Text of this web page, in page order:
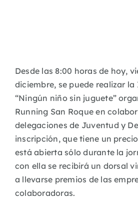
Desde las 8:00 horas de hoy,
diciembre, se puede realizar
“Ningún niño sin juguete”
Running San Roque en
delegaciones de Juventud y
inscripción, que tiene un
está abierta sólo durante la
con ella se recibirá un dorsal
a llevarse premios de las
colaboradoras.